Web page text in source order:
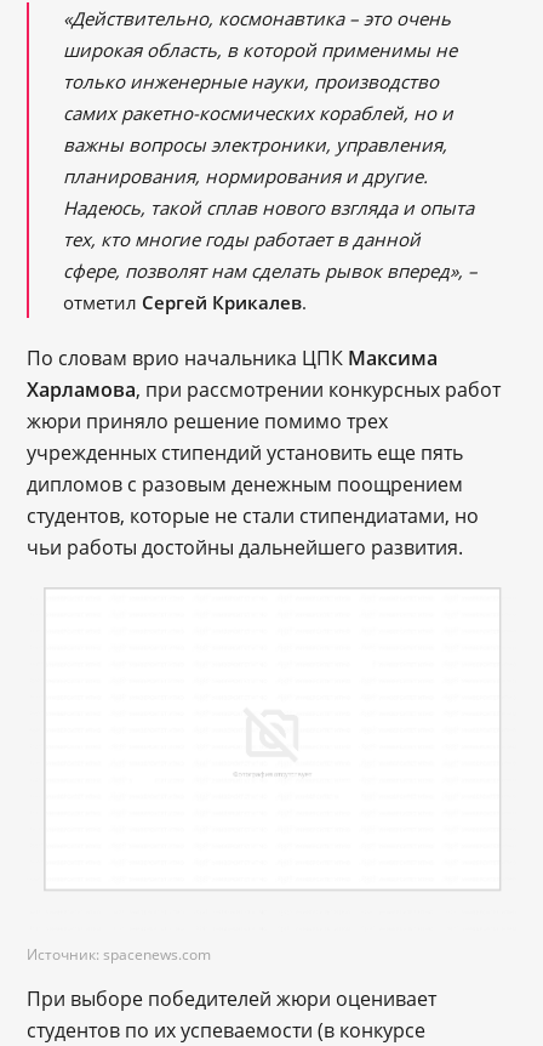
«Действительно, космонавтика – это очень
широкая область, в которой применимы не
только инженерные науки, производство
самих ракетно-космических кораблей, но и
важны вопросы электроники, управления,
планирования, нормирования и другие.
Надеюсь, такой сплав нового взгляда и опыта
тех, кто многие годы работает в данной
сфере, позволят нам сделать рывок вперед», –
отметил Сергей Крикалев.
По словам врио начальника ЦПК Максима
Харламова, при рассмотрении конкурсных работ
жюри приняло решение помимо трех
учрежденных стипендий установить еще пять
дипломов с разовым денежным поощрением
студентов, которые не стали стипендиатами, но
чьи работы достойны дальнейшего развития.
Источник: spacenews.com
При выборе победителей жюри оценивает
студентов по их успеваемости (в конкурсе